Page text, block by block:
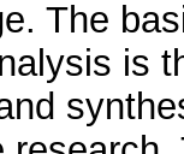
The
is